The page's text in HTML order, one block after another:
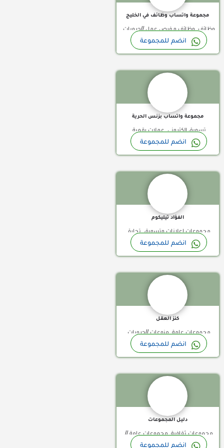
عمانية, مجموعات واتساب فلسطينية,
مجموعات واتساب قطر
مجموعة واتساب وظائف في الخليج
وظائف, وظائف و فرص عمل //جروبات
واتساب السعودية, جروبات واتساب
بحرينية, مجموعات واتساب الامارات,
واتساب عمانية, مجموعات واتساب
انضم للمجموعة
مجموعة واتساب بزنس الحرية
مجموعة واتساب
تسويق الكتروني, عملات رقمية
وتداولات //جروبات واتساب السعودية,
جروبات واتساب بحرينية, مجموعات
الجزائر, مجموعات واتساب العراق,
مجموعات واتساب الكويت, مجموعات
واتساب المغرب, مجموعات واتساب
تركية, مجموعات واتساب تونس,
مجموعات واتساب سودان, مجموعات
واتساب سوريا, مجموعات واتساب
مجموعات واتساب فلسطينية,
مجموعات واتساب قطر, مجموعات
واتساب ليبيا, مجموعات واتساب مصر
انضم للمجموعة
الفؤاد تيليكوم
مجموعة واتساب
مجموعات إعلانات وتسويق, تجارة
وتسويق //مجموعات واتساب اليمن,
مجموعات واتساب عمانية
انضم للمجموعة
كنز العقل
قناة واتساب
مجموعات عامة, منوعات //جروبات
واتساب السعودية, جروبات واتساب
بحرينية, مجموعات واتساب الامارات,
واتساب العراق, مجموعات واتساب
الكويت, مجموعات واتساب المغرب,
مجموعات واتساب اليمن, مجموعات
واتساب تركية, مجموعات واتساب
تونس, مجموعات واتساب سودان,
انضم للمجموعة
دليل المجموعات
قناة واتساب
مجموعات ثقافية, مجموعات عامة //
جروبات واتساب السعودية, جروبات
انضم للمجموعة